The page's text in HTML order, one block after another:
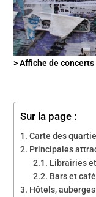
> Affiche de
Sur la page :
Carte des
Principales
Librairies
Bars et
Hôtels,